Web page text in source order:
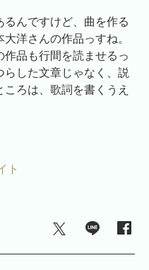
んですけど、曲を作る
洋さんの作品っすね。
作品も行間を読ませるっ
した文章じゃなく、説
ろは、歌詞を書くうえ
ト